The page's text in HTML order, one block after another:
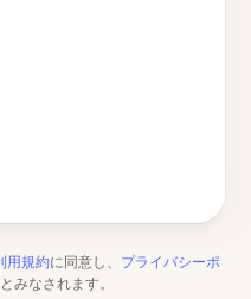
用規約に同意し、 プライバシーポ
みなされます。